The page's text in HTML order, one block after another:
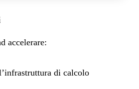
accelerare:
di calcolo